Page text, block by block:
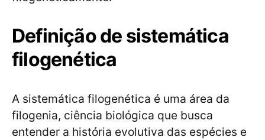
Definição de sistemática
filogenética
A sistemática filogenética é uma área da
filogenia, ciência biológica que busca
entender a história evolutiva das espécies e